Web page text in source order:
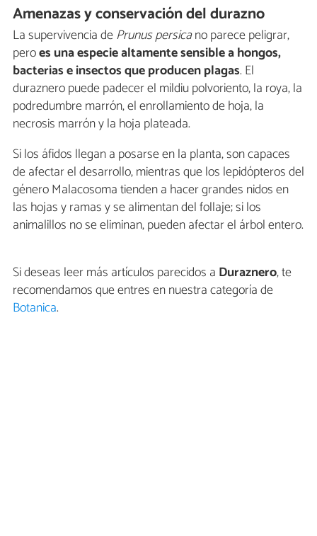
Amenazas y conservación del durazno
La supervivencia dePrunus persicano parece peligrar,
peroes una especie altamente sensible a hongos,
bacterias e insectos que producen plagas. El
duraznero puede padecer el mildiu polvoriento, la roya, la
podredumbre marrón, el enrollamiento de hoja, la
necrosis marrón y la hoja plateada.
Si los áfidos llegan a posarse en la planta, son capaces
de afectar el desarrollo, mientras que los lepidópteros del
género Malacosoma tienden a hacer grandes nidos en
las hojas y ramas y se alimentan del follaje; si los
animalillos no se eliminan, pueden afectar el árbol entero.
Si deseas leer más artículos parecidos a Duraznero, te
recomendamos que entres en nuestra categoría de
Botanica.